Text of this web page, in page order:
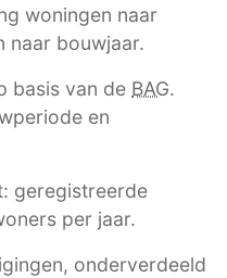
woningen naar
naar bouwjaar.
basis van de BAG.
en
geregistreerde
per jaar.
onderverdeeld